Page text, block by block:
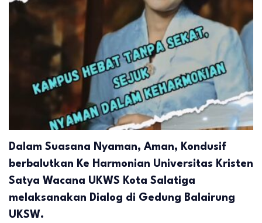
Dalam Suasana Nyaman, Aman, Kondusif
berbalutkan Ke Harmonian Universitas Kristen
Satya Wacana UKWS Kota Salatiga
melaksanakan Dialog di Gedung Balairung
UKSW.